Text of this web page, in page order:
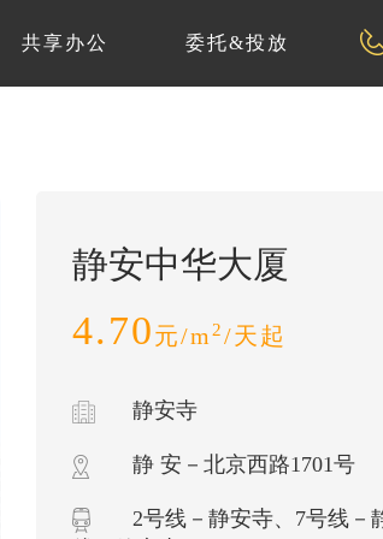
共享办公 委托&投放
静安中华大厦
4.70元/m 2/天起
静安寺
静 安－北京西路1701号
2号线－静安寺、7号线－